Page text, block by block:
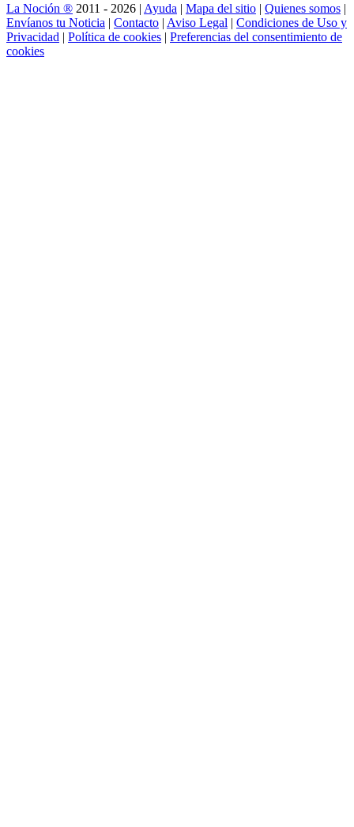
La Noción ® 2011 - 2026 | Ayuda | Mapa del sitio | Quienes somos |
Envíanos tu Noticia | Contacto | Aviso Legal | Condiciones de Uso y
Privacidad | Política de cookies | Preferencias del consentimiento de
cookies